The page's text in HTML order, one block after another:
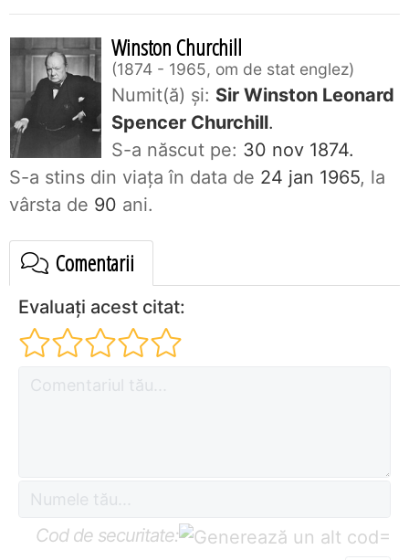
Winston Churchill
1874 - 1965, om de stat englez
Numit(ă) și: Sir Winston Leonard
Spencer Churchill.
S-a născut pe: 30 nov 1874.
S-a stins din viaţa în data de 24 jan 1965, la
vârsta de 90 ani.
Comentarii
Evaluați acest citat:
Cod de securitate: =